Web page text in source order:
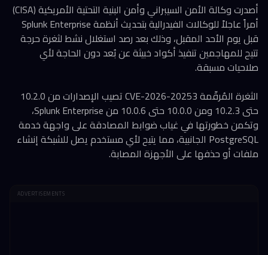
أصدرت وكالة الأمن السيبراني وأمن البنية التحتية الأمريكية (CISA)
أمراً عاجلاً للوكالات الفيدرالية بتحديث أنظمة Splunk Enterprise
قبل يوم الأحد المقبل، وذلك بعد رصد استغلال نشط لثغرة حرجة
تتيح للمهاجمين تنفيذ أكواد خبيثة عن بُعد دون الحاجة لأي
صلاحيات مسبقة.
الثغرة المُرقّمة CVE-2026-20253 تصيب الإصدارات من 10.2.0
حتى 10.2.3 ومن 10.0.0 حتى 10.0.6 من Splunk Enterprise،
وتكمن خطورتها في غياب ضوابط المصادقة على واجهة خدمة
PostgreSQL الجانبية، مما يتيح لأي مستخدم يصل للشبكة إنشاء
ملفات أو حذفها على الأجهزة المصابة.
ADVERTISEMENTS